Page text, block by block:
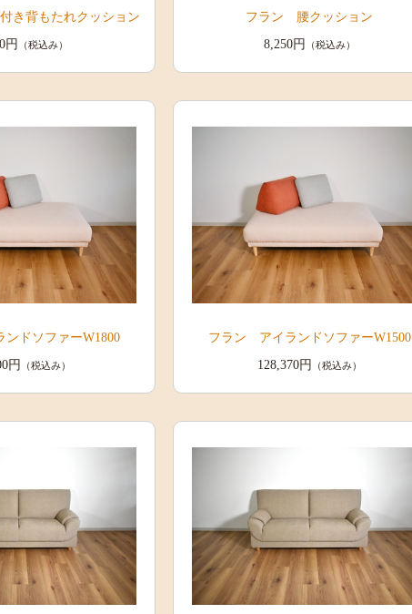
き背もたれクッション
円
（税込み）
フラン 腰クッション
8,250円
（税込み）
ドソファーW1800
円
（税込み）
フラン アイランドソファーW1500
128,370円
（税込み）